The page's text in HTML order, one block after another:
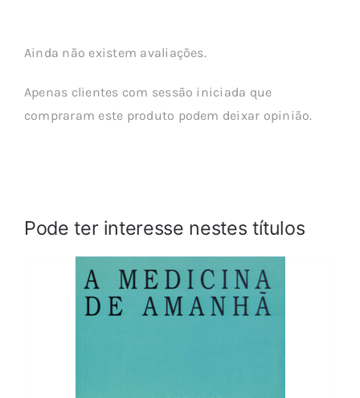
Ainda não existem avaliações.
Apenas clientes com sessão iniciada que
compraram este produto podem deixar opinião.
Pode ter interesse nestes títulos